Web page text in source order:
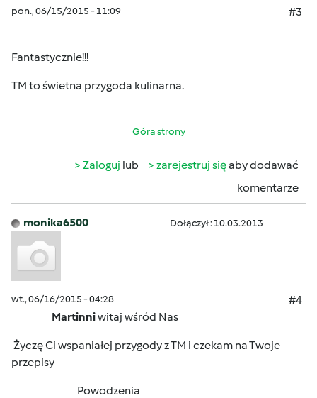
pon., 06/15/2015 - 11:09 #3
Fantastycznie!!!
TM to świetna przygoda kulinarna.
Góra strony
Zaloguj lub zarejestruj sięaby dodawać
komentarze
monika6500 Dołączył : 10.03.2013
wt., 06/16/2015 - 04:28
#4
Martinniwitaj wśród Nas
Życzę Ci wspaniałej przygody z TM i czekam na Twoje
przepisy
Powodzenia